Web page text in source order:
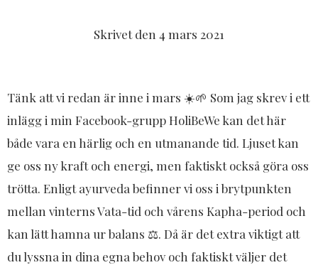
Skrivet den 4 mars 2021
Tänk att vi redan är inne i mars ☀️🌱 Som jag skrev i ett
inlägg i min Facebook-grupp HoliBeWe kan det här
både vara en härlig och en utmanande tid. Ljuset kan
ge oss ny kraft och energi, men faktiskt också göra oss
trötta. Enligt ayurveda befinner vi oss i brytpunkten
mellan vinterns Vata-tid och vårens Kapha-period och
kan lätt hamna ur balans ⚖️. Då är det extra viktigt att
du lyssna in dina egna behov och faktiskt väljer det